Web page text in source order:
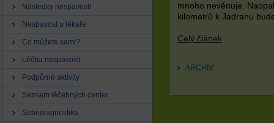
Následky nespavosti
Nespavost u lékaře
Co můžete sami?
Léčba nespavosti
Podpůrné aktivity
Seznam léčebných center
Sebediagnostika
mnoho nevěnuje.
kilometrů k Jadranu
Celý článek
ARCHIV